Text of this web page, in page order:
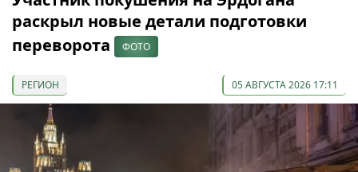
раскрыл новые детали подготовки
переворота
ФОТО
РЕГИОН 05 АВГУСТА 2026 17:11